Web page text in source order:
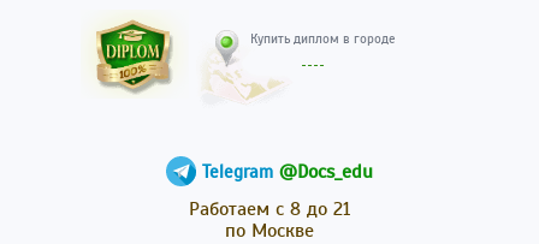
Telegram @Docs_edu
Работаем с 8 до 21
по Москве